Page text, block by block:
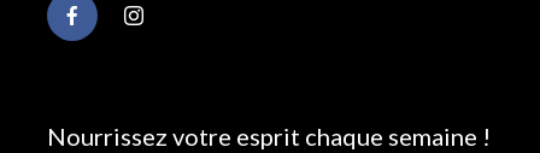
Nourrissez votre esprit chaque semaine !